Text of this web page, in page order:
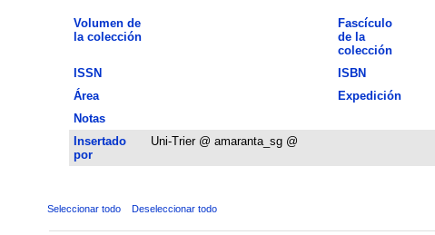
Volumen de
la colección
Fascículo
de la
colección
ISSN ISBN
Área
Expedición
Notas
Insertado
por
Uni-Trier @ amaranta_sg @
Seleccionar todo Deseleccionar todo